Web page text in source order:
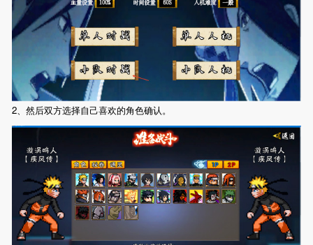
2、然后双方选择自己喜欢的角色确认。